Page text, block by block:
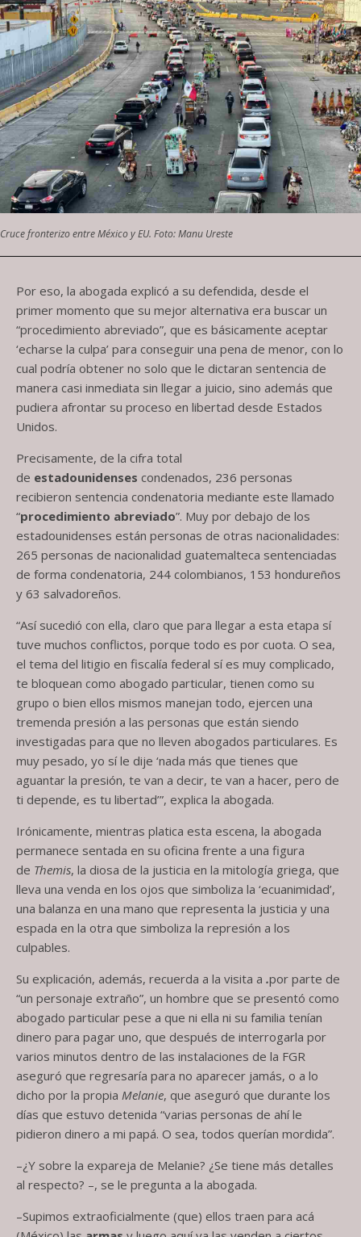
Cruce fronterizo entre México y EU. Foto: Manu Ureste
Por eso, la abogada explicó a su defendida, desde el
primer momento que su mejor alternativa era buscar un
“procedimiento abreviado”, que es básicamente aceptar
‘echarse la culpa’ para conseguir una pena de menor, con lo
cual podría obtener no solo que le dictaran sentencia de
manera casi inmediata sin llegar a juicio, sino además que
pudiera afrontar su proceso en libertad desde Estados
Unidos.
Precisamente, de la cifra total
de estadounidenses condenados, 236 personas
recibieron sentencia condenatoria mediante este llamado
“procedimiento abreviado”. Muy por debajo de los
estadounidenses están personas de otras nacionalidades:
265 personas de nacionalidad guatemalteca sentenciadas
de forma condenatoria, 244 colombianos, 153 hondureños
y 63 salvadoreños.
“Así sucedió con ella, claro que para llegar a esta etapa sí
tuve muchos conflictos, porque todo es por cuota. O sea,
el tema del litigio en fiscalía federal sí es muy complicado,
te bloquean como abogado particular, tienen como su
grupo o bien ellos mismos manejan todo, ejercen una
tremenda presión a las personas que están siendo
investigadas para que no lleven abogados particulares. Es
muy pesado, yo sí le dije ‘nada más que tienes que
aguantar la presión, te van a decir, te van a hacer, pero de
ti depende, es tu libertad’”, explica la abogada.
Irónicamente, mientras platica esta escena, la abogada
permanece sentada en su oficina frente a una figura
de Themis, la diosa de la justicia en la mitología griega, que
lleva una venda en los ojos que simboliza la ‘ecuanimidad’,
una balanza en una mano que representa la justicia y una
espada en la otra que simboliza la represión a los
culpables.
Su explicación, además, recuerda a la visita a .por parte de
“un personaje extraño”, un hombre que se presentó como
abogado particular pese a que ni ella ni su familia tenían
dinero para pagar uno, que después de interrogarla por
varios minutos dentro de las instalaciones de la FGR
aseguró que regresaría para no aparecer jamás, o a lo
dicho por la propia Melanie, que aseguró que durante los
días que estuvo detenida “varias personas de ahí le
pidieron dinero a mi papá. O sea, todos querían mordida”.
–¿Y sobre la expareja de Melanie? ¿Se tiene más detalles
al respecto? –, se le pregunta a la abogada.
–Supimos extraoficialmente (que) ellos traen para acá